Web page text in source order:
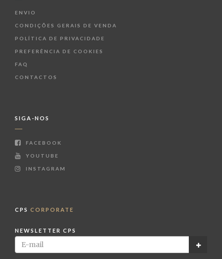
ENVIO
CONDIÇÕES GERAIS DE VENDA
POLÍTICA DE PRIVACIDADE
PREFERÊNCIA DE COOKIES
FAQ
CONTACTOS
SIGA-NOS
FACEBOOK
YOUTUBE
INSTAGRAM
CPS CORPORATE
NEWSLETTER CPS